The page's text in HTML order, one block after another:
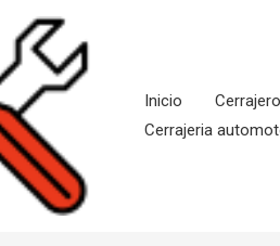
Inicio
Cerrajeria